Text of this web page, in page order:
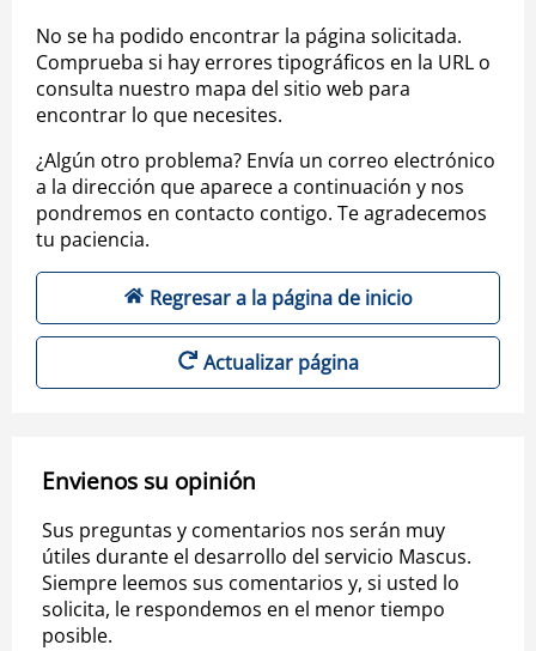
No se ha podido encontrar la página solicitada.
Comprueba si hay errores tipográficos en la URL o
consulta nuestro mapa del sitio web para
encontrar lo que necesites.
¿Algún otro problema? Envía un correo electrónico
a la dirección que aparece a continuación y nos
pondremos en contacto contigo. Te agradecemos
tu paciencia.
Regresar a la página de inicio
Actualizar página
Envienos su opinión
Sus preguntas y comentarios nos serán muy
útiles durante el desarrollo del servicio Mascus.
Siempre leemos sus comentarios y, si usted lo
solicita, le respondemos en el menor tiempo
posible.